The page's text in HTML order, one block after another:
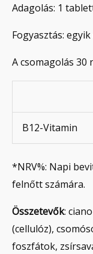
Adagolás: 1
Fogyasztás:
A csomagolás 30
B12-Vitamin
*NRV%: Napi
felnőtt számára.
Összetevők:
(cellulóz),
foszfátok,